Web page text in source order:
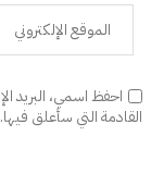
احفظ اسمي، البريد
القادمة التي سأعلق فيها.